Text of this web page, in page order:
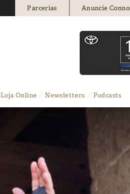
Parcerias Anuncie
Loja Online Newsletters Podcasts